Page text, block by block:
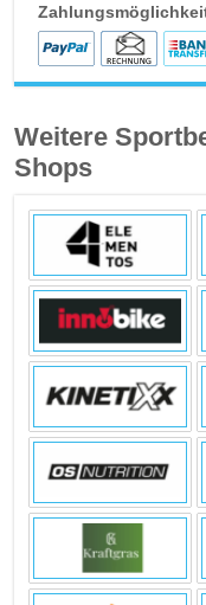
Weitere
Shops